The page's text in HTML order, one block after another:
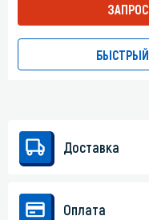
БЫСТРЫЙ
Доставка
Оплата